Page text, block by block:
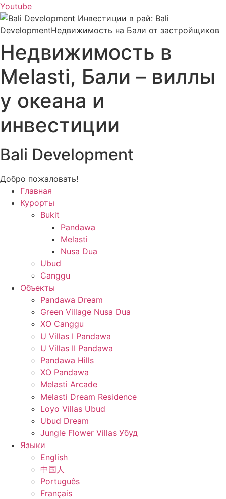
Youtube
Недвижимость в
Melasti, Бали – виллы
у океана и
инвестиции
Bali Development
Добро пожаловать!
Главная
Курорты
Bukit
Pandawa
Melasti
Nusa Dua
Ubud
Canggu
Объекты
Pandawa Dream
Green Village Nusa Dua
XO Canggu
U Villas I Pandawa
U Villas II Pandawa
Pandawa Hills
XO Pandawa
Melasti Arcade
Melasti Dream Residence
Loyo Villas Ubud
Ubud Dream
Jungle Flower Villas Убуд
Языки
English
中国人
Português
Français